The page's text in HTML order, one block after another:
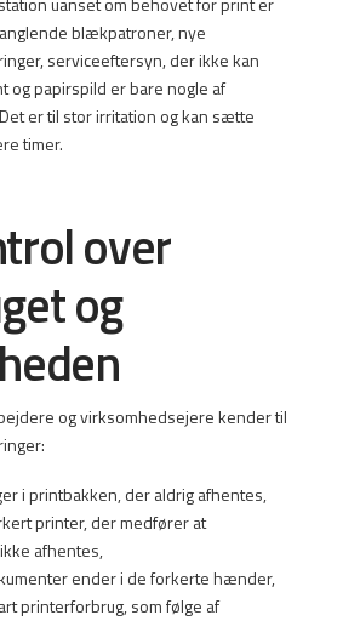
blækpatroner, nye
serviceeftersyn, der ikke kan
og papirspild er bare nogle af
er til stor irritation og kan sætte
timer.
over
og
og virksomhedsejere kender til
i printbakken, der aldrig afhentes,
printer, der medfører at
afhentes,
ender i de forkerte hænder,
printerforbrug, som følge af